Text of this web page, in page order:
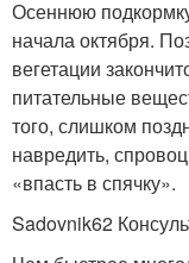
Осеннюю
начала октября.
вегетации
питательные
того, слишком
навредить,
«впасть в спячку».
Sadovnik62